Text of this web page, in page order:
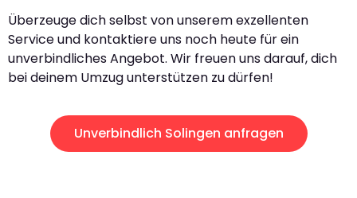
Überzeuge dich selbst von unserem exzellenten
Service und kontaktiere uns noch heute für ein
unverbindliches Angebot. Wir freuen uns darauf, dich
bei deinem Umzug unterstützen zu dürfen!
Unverbindlich Solingen anfragen